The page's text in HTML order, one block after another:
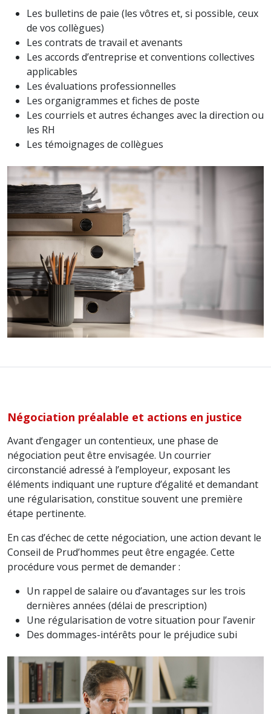
Les bulletins de paie (les vôtres et, si possible, ceux
de vos collègues)
Les contrats de travail et avenants
Les accords d’entreprise et conventions collectives
applicables
Les évaluations professionnelles
Les organigrammes et fiches de poste
Les courriels et autres échanges avec la direction ou
les RH
Les témoignages de collègues
Négociation préalable et actions en justice
Avant d’engager un contentieux, une phase de
négociation peut être envisagée. Un courrier
circonstancié adressé à l’employeur, exposant les
éléments indiquant une rupture d’égalité et demandant
une régularisation, constitue souvent une première
étape pertinente.
En cas d’échec de cette négociation, une action devant le
Conseil de Prud’hommes peut être engagée. Cette
procédure vous permet de demander :
Un rappel de salaire ou d’avantages sur les trois
dernières années (délai de prescription)
Une régularisation de votre situation pour l’avenir
Des dommages-intérêts pour le préjudice subi